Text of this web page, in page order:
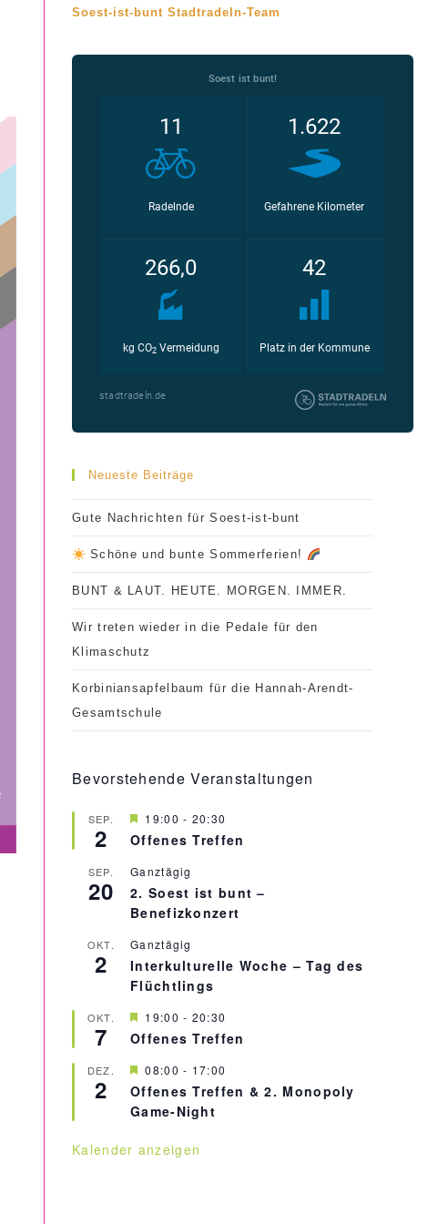
Soest-ist-bunt Stadtradeln-Team
Neueste Beiträge
Gute Nachrichten für Soest-ist-bunt
Schöne und bunte Sommerferien!
BUNT & LAUT. HEUTE. MORGEN. IMMER.
Wir treten wieder in die Pedale für den
Klimaschutz
Korbiniansapfelbaum für die Hannah-Arendt-
Gesamtschule
Bevorstehende Veranstaltungen
SEP.
2
H
e
r
o
r
e
o
b
e
n
19:00 - 20:30
Offenes Treffen
SEP.
20
Ganztägig
2. Soest ist bunt –
Benefizkonzert
OKT.
2
Ganztägig
Interkulturelle Woche – Tag des
Flüchtlings
OKT.
7
H
e
r
o
r
e
o
19:00 - 20:30
Offenes Treffen
DEZ.
2
H
e
r
v
g
08:00 - 17:00
Offenes Treffen & 2. Monopoly
Game-Night
Kalender anzeigen